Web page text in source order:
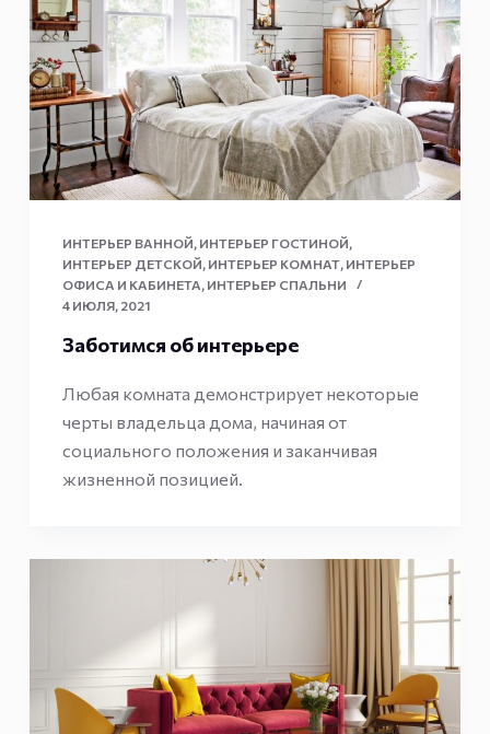
ИНТЕРЬЕР ВАННОЙ ИНТЕРЬЕР ГОСТИНОЙ
ИНТЕРЬЕР ДЕТСКОЙ ИНТЕРЬЕР КОМНАТ, ИНТЕРЬЕР
ОФИСА И КАБИНЕТА ИНТЕРЬЕР СПАЛЬНИ
4 ИЮЛЯ, 2021
Заботимся об интерьере
Любая комната демонстрирует некоторые
черты владельца дома, начиная от
социального положения и заканчивая
жизненной позицией.